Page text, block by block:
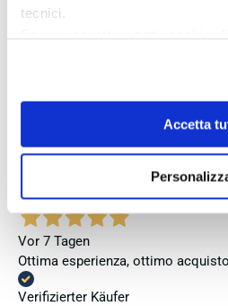
tecnici.
Se vuoi saperne di più consulta
Accetta
Perfetto
Vor 7 Tagen
Ottima esperienza, ottimo
Verifizierter Käufer